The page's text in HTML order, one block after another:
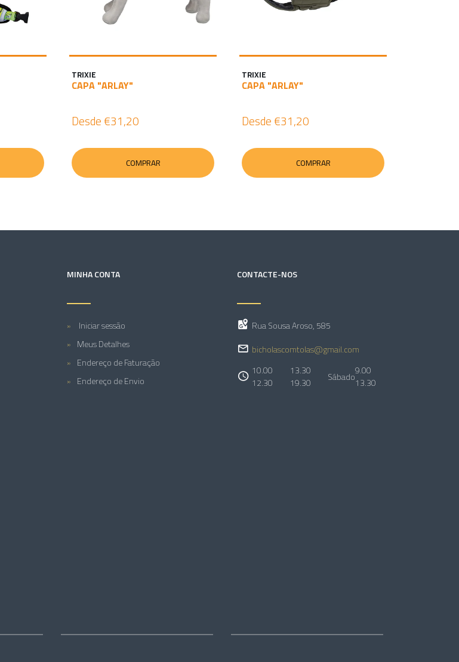
TRIXIE
CAPA "ARLAY"
Desde €31,20
COMPRAR
TRIXIE
CAPA "ARLAY"
Desde €31,20
COMPRAR
MINHA CONTA
Iniciar sessão
Meus Detalhes
Endereço de Faturação
Endereço de Envio
CONTACTE-NOS
Rua Sousa Aroso, 585
bicholascomtolas@gmail.com
10.00
12.30
13.30
19.30
Sábado9.00
13.30